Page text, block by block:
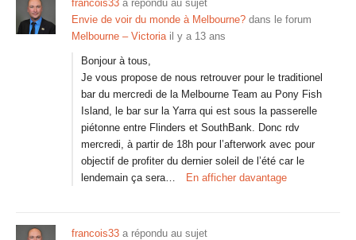
francois33 a répondu au sujet
Envie de voir du monde à Melbourne? dans le forum
Melbourne – Victoria il y a 13 ans
Bonjour à tous,
Je vous propose de nous retrouver pour le traditionel
bar du mercredi de la Melbourne Team au Pony Fish
Island, le bar sur la Yarra qui est sous la passerelle
piétonne entre Flinders et SouthBank. Donc rdv
mercredi, à partir de 18h pour l’afterwork avec pour
objectif de profiter du dernier soleil de l’été car le
lendemain ça sera…
En afficher davantage
francois33 a répondu au sujet